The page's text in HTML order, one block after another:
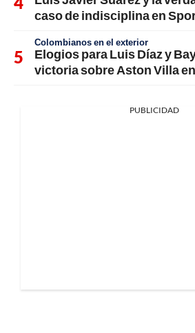
caso de indisciplina en
Colombianos en el exterior
Elogios para Luis Díaz y
victoria sobre Aston Villa
PUBLICIDAD